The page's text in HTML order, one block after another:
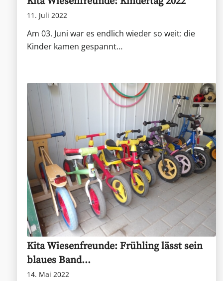
11. Juli 2022
Am 03. Juni war es endlich wieder so weit: die
Kinder kamen gespannt…
Kita Wiesenfreunde: Frühling lässt sein
blaues Band…
14. Mai 2022